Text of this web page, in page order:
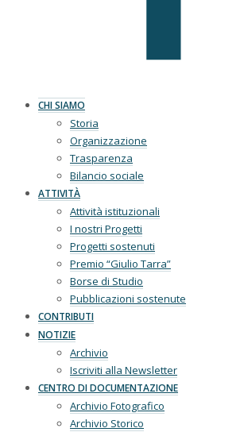
CHI SIAMO
Storia
Organizzazione
Trasparenza
Bilancio sociale
ATTIVITÀ
Attività istituzionali
I nostri Progetti
Progetti sostenuti
Premio “Giulio Tarra”
Borse di Studio
Pubblicazioni sostenute
CONTRIBUTI
NOTIZIE
Archivio
Iscriviti alla Newsletter
CENTRO DI DOCUMENTAZIONE
Archivio Fotografico
Archivio Storico